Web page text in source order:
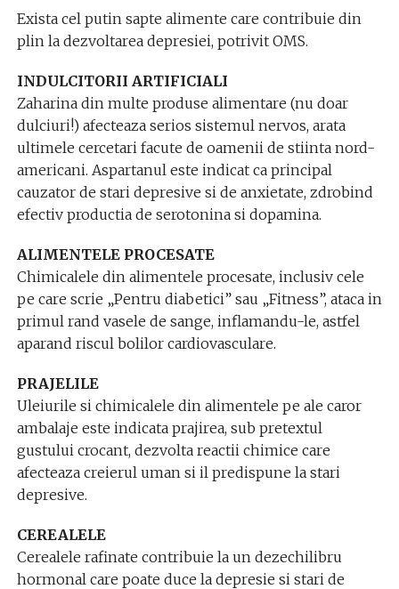
Exista cel putin sapte alimente care contribuie din
plin la dezvoltarea depresiei, potrivit OMS.
INDULCITORII ARTIFICIALI
Zaharina din multe produse alimentare (nu doar
dulciuri!) afecteaza serios sistemul nervos, arata
ultimele cercetari facute de oamenii de stiinta nord-
americani. Aspartanul este indicat ca principal
cauzator de stari depresive si de anxietate, zdrobind
efectiv productia de serotonina si dopamina.
ALIMENTELE PROCESATE
Chimicalele din alimentele procesate, inclusiv cele
pe care scrie „Pentru diabetici” sau „Fitness”, ataca in
primul rand vasele de sange, inflamandu-le, astfel
aparand riscul bolilor cardiovasculare.
PRAJELILE
Uleiurile si chimicalele din alimentele pe ale caror
ambalaje este indicata prajirea, sub pretextul
gustului crocant, dezvolta reactii chimice care
afecteaza creierul uman si il predispune la stari
depresive.
CEREALELE
Cerealele rafinate contribuie la un dezechilibru
hormonal care poate duce la depresie si stari de